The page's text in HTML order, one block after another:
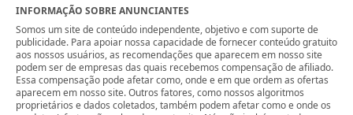
INFORMAÇÃO SOBRE ANUNCIANTES
Somos um site de conteúdo independente, objetivo e com suporte de
publicidade. Para apoiar nossa capacidade de fornecer conteúdo gratuito
aos nossos usuários, as recomendações que aparecem em nosso site
podem ser de empresas das quais recebemos compensação de afiliado.
Essa compensação pode afetar como, onde e em que ordem as ofertas
aparecem em nosso site. Outros fatores, como nossos algoritmos
proprietários e dados coletados, também podem afetar como e onde os